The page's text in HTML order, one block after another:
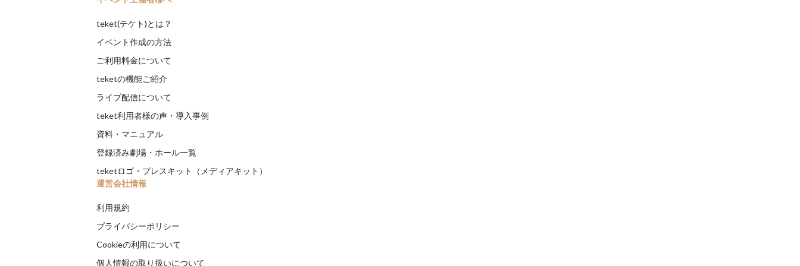
teket(テケト)とは？
イベント作成の方法
ご利用料金について
teketの機能ご紹介
ライブ配信について
teket利用者様の声・導入事例
資料・マニュアル
登録済み劇場・ホール一覧
teketロゴ・プレスキット（メディアキット）
運営会社情報
利用規約
プライバシーポリシー
Cookieの利用について
個人情報の取り扱いについて